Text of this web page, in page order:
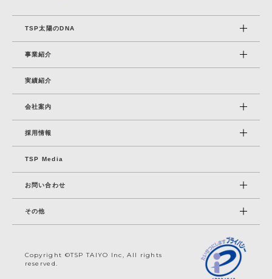
TSP太陽のDNA
事業紹介
実績紹介
会社案内
採⽤情報
TSP Media
お問い合わせ
その他
Copyright ©TSP TAIYO Inc, All rights
reserved.